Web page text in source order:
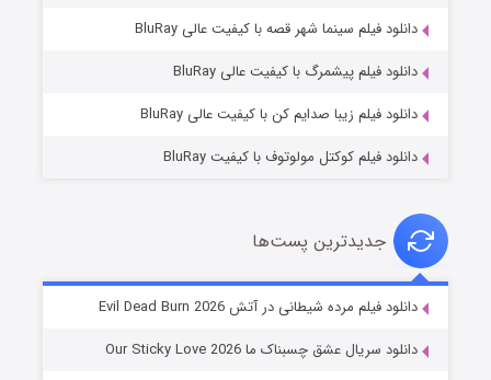
شوهر
دانلود فیلم سینما شهر قصه با کیفیت عالی BluRay
دانلود فیلم پیشمرگ با کیفیت عالی BluRay
دانلود فیلم زیبا صدایم کن با کیفیت عالی BluRay
دانلود فیلم کوکتل مولوتوف با کیفیت BluRay
جدیدترین پست‌ها
دانلود فیلم مرده شیطانی در آتش Evil Dead Burn 2026
دانلود سریال عشق چسبناک ما Our Sticky Love 2026